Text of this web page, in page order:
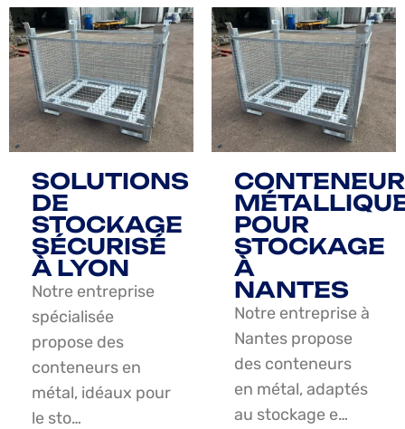
SOLUTIONS
DE
STOCKAGE
SÉCURISÉ
À LYON
Notre entreprise
spécialisée
propose des
conteneurs en
métal, idéaux pour
le sto…
POUR
STOCKAGE
À
NANTES
Notre entreprise à
Nantes propose
des conteneurs
en métal, adaptés
au stockage e…